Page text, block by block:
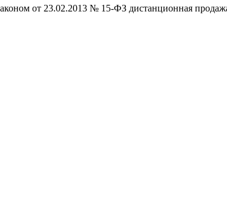
от 23.02.2013 № 15-ФЗ дистанционная